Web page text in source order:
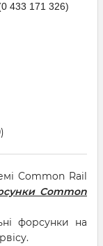
433 171 326)
Common Rail
Common
форсунки на